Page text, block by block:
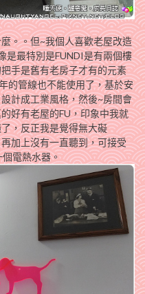
。。但~我個人喜歡老屋改造
是最特別是FUNDI是有兩個樓
手是舊有老房子才有的元素
的管線也不能使用了，基於安
計成工業風格，然後~房間會
好有老屋的FU，印象中我就
，反正我是覺得無大礙
加上沒有一直聽到，可接受
電熱水器。